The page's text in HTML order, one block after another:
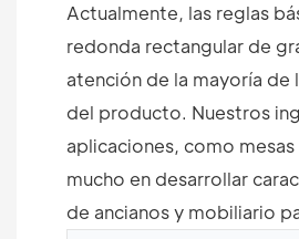
Actualmente, las reglas
redonda rectangular de
atención de la mayoría
del producto. Nuestros
aplicaciones, como
mucho en desarrollar
de ancianos y mobiliario